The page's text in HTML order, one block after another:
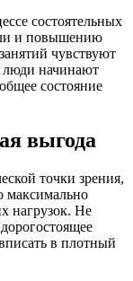
состоятельных
и повышению
чувствуют
люди начинают
состояние
выгода
точки зрения,
максимально
нагрузок. Не
в плотный